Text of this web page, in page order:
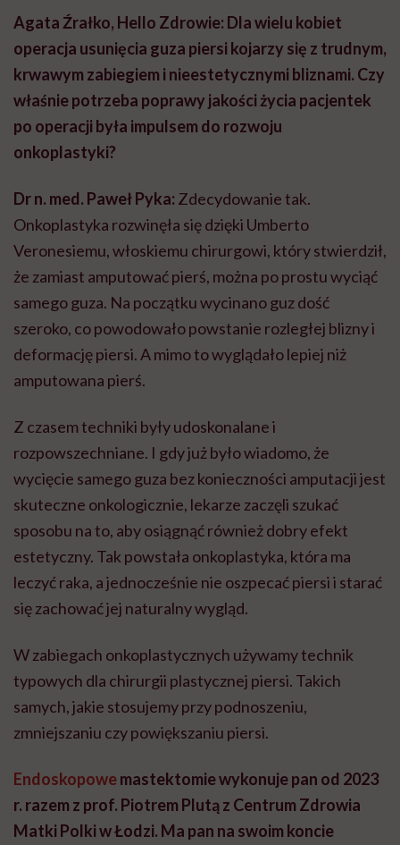
Agata Źrałko, Hello Zdrowie: Dla wielu kobiet
operacja usunięcia guza piersi kojarzy się z trudnym,
krwawym zabiegiem i nieestetycznymi bliznami. Czy
właśnie potrzeba poprawy jakości życia pacjentek
po operacji była impulsem do rozwoju
onkoplastyki?
Dr n. med. Paweł Pyka: Zdecydowanie tak.
Onkoplastyka rozwinęła się dzięki Umberto
Veronesiemu, włoskiemu chirurgowi, który stwierdził,
że zamiast amputować pierś, można po prostu wyciąć
samego guza. Na początku wycinano guz dość
szeroko, co powodowało powstanie rozległej blizny i
deformację piersi. A mimo to wyglądało lepiej niż
amputowana pierś.
Z czasem techniki były udoskonalane i
rozpowszechniane. I gdy już było wiadomo, że
wycięcie samego guza bez konieczności amputacji jest
skuteczne onkologicznie, lekarze zaczęli szukać
sposobu na to, aby osiągnąć również dobry efekt
estetyczny. Tak powstała onkoplastyka, która ma
leczyć raka, a jednocześnie nie oszpecać piersi i starać
się zachować jej naturalny wygląd.
W zabiegach onkoplastycznych używamy technik
typowych dla chirurgii plastycznej piersi. Takich
samych, jakie stosujemy przy podnoszeniu,
zmniejszaniu czy powiększaniu piersi.
Endoskopowemastektomie wykonuje pan od 2023
r. razem z prof. Piotrem Plutą z Centrum Zdrowia
Matki Polki w Łodzi. Ma pan na swoim koncie